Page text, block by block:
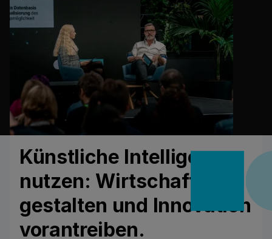
Künstliche Intelligenz
nutzen: Wirtschaft neu
gestalten und Innovation
vorantreiben.